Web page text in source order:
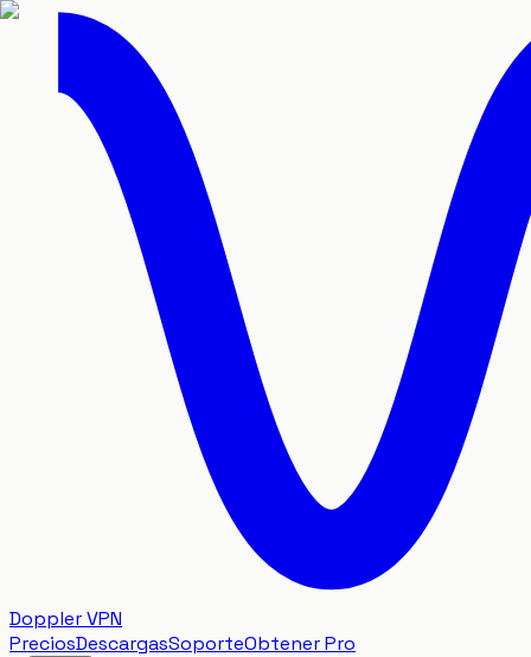
Doppler VPN
PreciosDescargasSoporteObtener Pro